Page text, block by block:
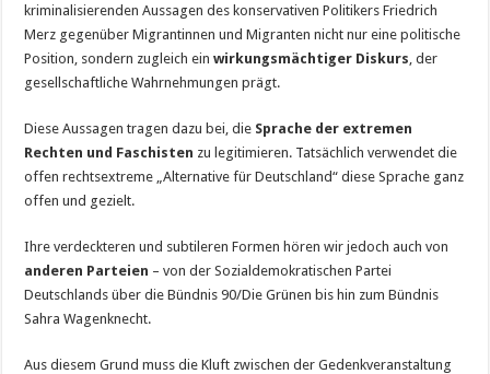
kriminalisierenden Aussagen des konservativen Politikers Friedrich
Merz gegenüber Migrantinnen und Migranten nicht nur eine politische
Position, sondern zugleich einwirkungsmächtiger Diskurs , der
gesellschaftliche Wahrnehmungen prägt.
Diese Aussagen tragen dazu bei, die Sprache der extremen
Rechten und Faschisten zu legitimieren. Tatsächlich verwendet die
offen rechtsextreme „Alternative für Deutschland“ diese Sprache ganz
offen und gezielt.
Ihre verdeckteren und subtileren Formen hören wir jedoch auch von
anderen Parteien – von der Sozialdemokratischen Partei
Deutschlands über die Bündnis 90/Die Grünen bis hin zum Bündnis
Sahra Wagenknecht.
Aus diesem Grund muss die Kluft zwischen der Gedenkveranstaltung